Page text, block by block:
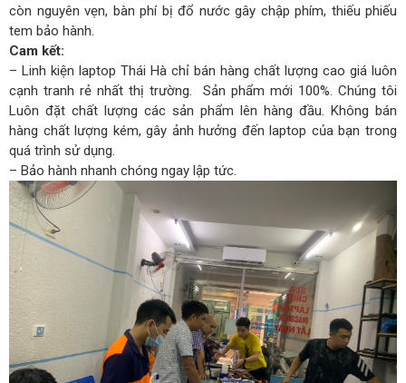
còn nguyên vẹn, bàn phí bị đổ nước gây chập phím, thiếu phiếu
tem bảo hành.
Cam kết:
– Linh kiện laptop Thái Hà chỉ bán hàng chất lượng cao giá luôn
cạnh tranh rẻ nhất thị trường. Sản phẩm mới 100%. Chúng tôi
Luôn đặt chất lượng các sản phẩm lên hàng đầu. Không bán
hàng chất lượng kém, gây ảnh hưởng đến laptop của bạn trong
quá trình sử dụng.
– Bảo hành nhanh chóng ngay lập tức.